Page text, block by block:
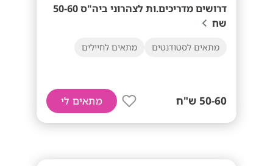
דרושים מדריכים.ות לצהרוני ביה"ס 50-60
שח
מתאים לסטודנטים מתאים לחיילים
50-60 ש"ח מתאים לי